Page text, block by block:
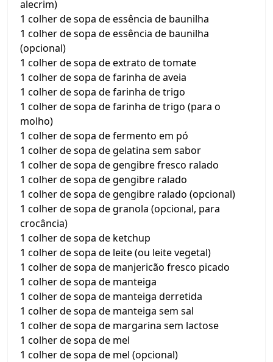
alecrim)
1 colher de sopa de essência de baunilha
1 colher de sopa de essência de baunilha
(opcional)
1 colher de sopa de extrato de tomate
1 colher de sopa de farinha de aveia
1 colher de sopa de farinha de trigo
1 colher de sopa de farinha de trigo (para o
molho)
1 colher de sopa de fermento em pó
1 colher de sopa de gelatina sem sabor
1 colher de sopa de gengibre fresco ralado
1 colher de sopa de gengibre ralado
1 colher de sopa de gengibre ralado (opcional)
1 colher de sopa de granola (opcional, para
crocância)
1 colher de sopa de ketchup
1 colher de sopa de leite (ou leite vegetal)
1 colher de sopa de manjericão fresco picado
1 colher de sopa de manteiga
1 colher de sopa de manteiga derretida
1 colher de sopa de manteiga sem sal
1 colher de sopa de margarina sem lactose
1 colher de sopa de mel
1 colher de sopa de mel (opcional)